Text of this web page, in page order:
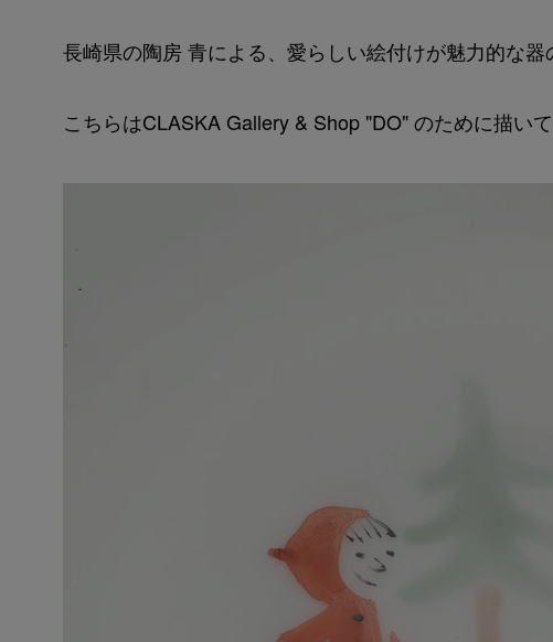
長崎県の陶房 青による、愛らしい絵付けが魅力的な器
こちらはCLASKA Gallery & Shop "DO" のために描い